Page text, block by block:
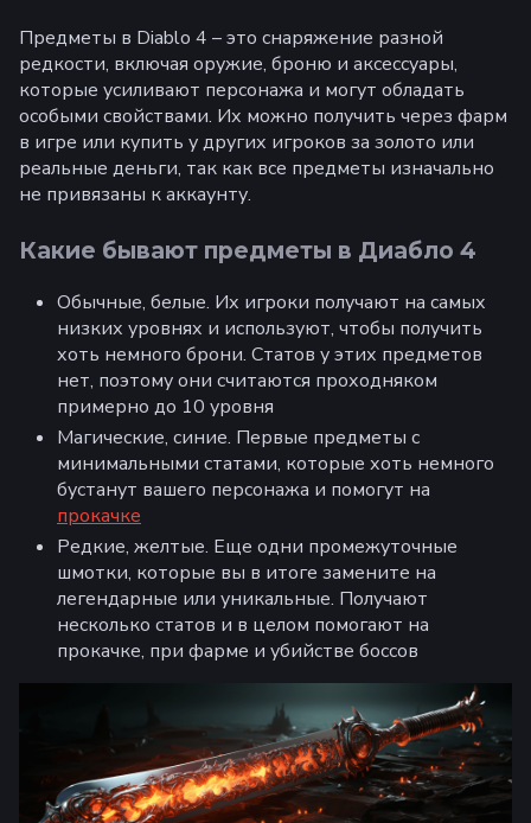
Предметы в Diablo 4 – это снаряжение разной
редкости, включая оружие, броню и аксессуары,
которые усиливают персонажа и могут обладать
особыми свойствами. Их можно получить через фарм
в игре или купить у других игроков за золото или
реальные деньги, так как все предметы изначально
не привязаны к аккаунту.
Какие бывают предметы в Диабло 4
Обычные, белые. Их игроки получают на самых
низких уровнях и используют, чтобы получить
хоть немного брони. Статов у этих предметов
нет, поэтому они считаются проходняком
примерно до 10 уровня
Магические, синие. Первые предметы с
минимальными статами, которые хоть немного
бустанут вашего персонажа и помогут на
прокачке
Редкие, желтые. Еще одни промежуточные
шмотки, которые вы в итоге замените на
легендарные или уникальные. Получают
несколько статов и в целом помогают на
прокачке, при фарме и убийстве боссов